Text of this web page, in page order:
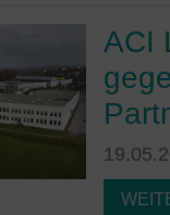
ACI